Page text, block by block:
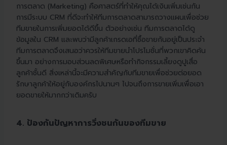
การตลาด (Marketing) คือศาสตร์ที่ทำให้คุณได้เงินเพิ่มเช่นกัน
การมีระบบ CRM ที่ดีจะทำให้ทีมการตลาดสามารถวางแผนเพื่อช่วย
ทีมขายในการเพิ่มยอดได้ดีขึ้น ตัวอย่างเช่น ทีมการตลาดได้ดู
ข้อมูลใน CRM และพบว่ามีลูกค้าเกรดเอที่ซื้อขายกันอยู่เป็นประจำ
ทีมการตลาดจึงเสนอว่าควรให้ทีมขายนำโปรโมชั่นที่พวกเขาคิดค้น
ขึ้นมา อย่างการมอบส่วนลดพิเศษหรือทำกิจกรรมเลี้ยงดูปูเสื่อ
ลูกค้าชั้นดี สิ่งเหล่านี้จะมีความสำคัญกับทีมขายเพื่อช่วยต่อยอด
รักษาลูกค้าให้อยู่กับองค์กรไปนานๆ ไปจนถึงการขายเพิ่มเพื่อเอา
ยอดขายให้มากกว่าเดิมครับ
4. ป้องกันปัญหาการวิ่งชนกันของทีมขาย